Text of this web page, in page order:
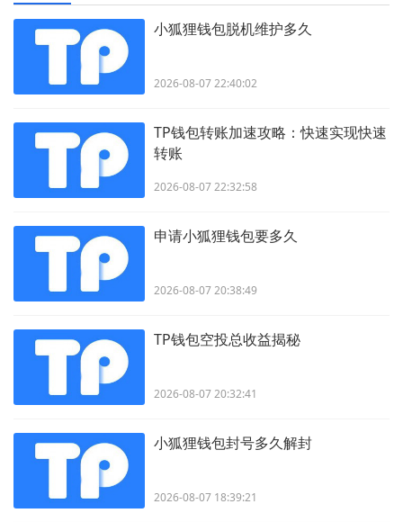
小狐狸钱包脱机维护多久
2026-08-07 22:40:02
TP钱包转账加速攻略：快速实现快速
转账
2026-08-07 22:32:58
申请小狐狸钱包要多久
2026-08-07 20:38:49
TP钱包空投总收益揭秘
2026-08-07 20:32:41
小狐狸钱包封号多久解封
2026-08-07 18:39:21